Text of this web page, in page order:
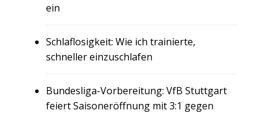
ein
Schlaflosigkeit: Wie ich trainierte,
schneller einzuschlafen
Bundesliga-Vorbereitung: VfB Stuttgart
feiert Saisoneröffnung mit 3:1 gegen